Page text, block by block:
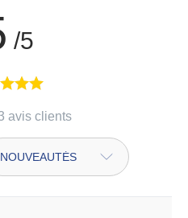
/5
avis clients